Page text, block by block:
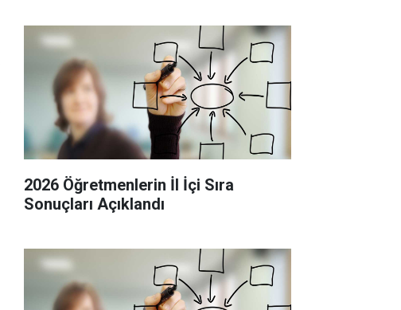
2026 Öğretmenlerin İl İçi Sıra
Sonuçları Açıklandı